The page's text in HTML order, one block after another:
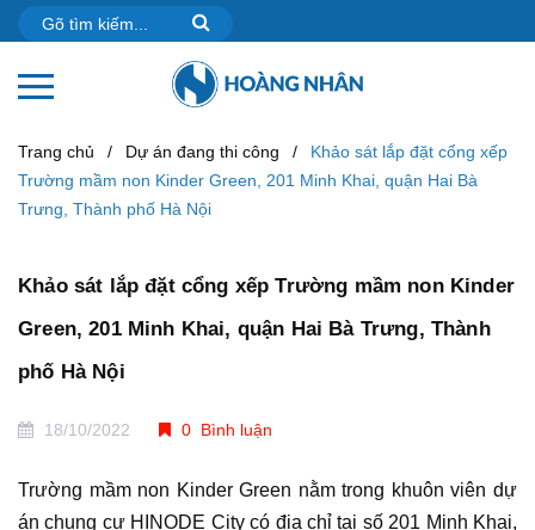
Trang chủ / Dự án đang thi công /
Khảo sát lắp đặt cổng xếp
Trường mầm non Kinder Green, 201 Minh Khai, quận Hai Bà
Trưng, Thành phố Hà Nội
Khảo sát lắp đặt cổng xếp Trường mầm non Kinder
Green, 201 Minh Khai, quận Hai Bà Trưng, Thành
phố Hà Nội
18/10/2022 0 Bình luận
Trường mầm non Kinder Green nằm trong khuôn viên dự
án chung cư HINODE City có địa chỉ tại số 201 Minh Khai,